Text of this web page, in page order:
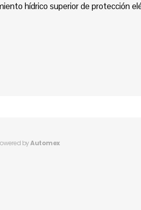
hídrico superior de protección
byAutomex